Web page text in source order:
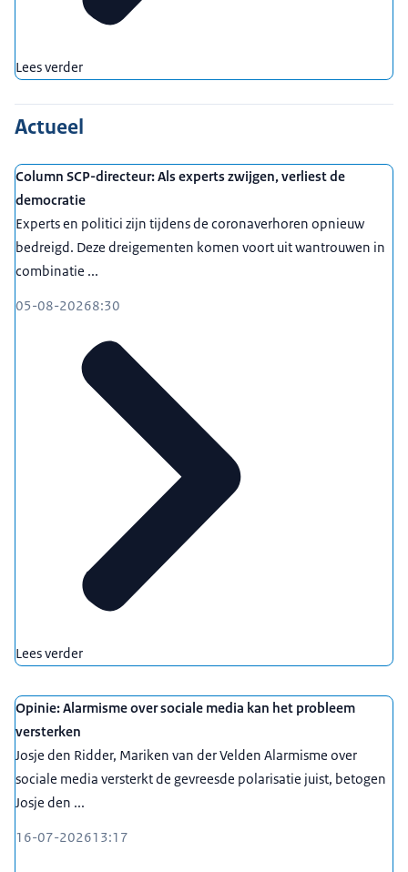
Lees verder
Actueel
Column SCP-directeur: Als experts zwijgen, verliest de
democratie
Experts en politici zijn tijdens de coronaverhoren opnieuw
bedreigd. Deze dreigementen komen voort uit wantrouwen in
combinatie ...
05-08-20268:30
Lees verder
Opinie: Alarmisme over sociale media kan het probleem
versterken
Josje den Ridder, Mariken van der Velden Alarmisme over
sociale media versterkt de gevreesde polarisatie juist, betogen
Josje den ...
16-07-202613:17